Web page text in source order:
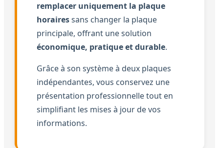
remplacer uniquement la plaque
horairessans changer la plaque
principale, offrant une solution
économique, pratique et durable.
Grâce à son système à deux plaques
indépendantes, vous conservez une
présentation professionnelle tout en
simplifiant les mises à jour de vos
informations.